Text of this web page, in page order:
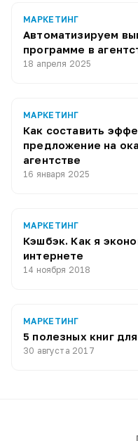
МАРКЕТИНГ
Автоматизируем
программе в
18 апреля 2025
МАРКЕТИНГ
Как составить
предложение на
агентстве
16 января 2025
МАРКЕТИНГ
Кэшбэк. Как я
интернете
14 ноября 2018
МАРКЕТИНГ
5 полезных книг
30 августа 2017